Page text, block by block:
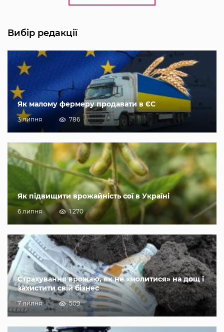
Вибір редакції
Як малому фермеру продавати в ЄС
3 липня 786
Як підвищити врожайність сої в Україні
6 липня 1 270
Страхування врожаю, як не «молитися» на дощ і
захистити свій бізнес
7 липня 509